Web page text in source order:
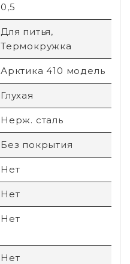
0,5
Для питья,
Термокружка
Арктика 410 модель
Глухая
Нерж. сталь
Без покрытия
Нет
Нет
Нет
Нет